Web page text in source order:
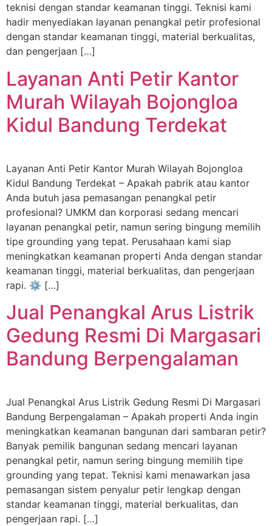
teknisi dengan standar keamanan tinggi. Teknisi kami
hadir menyediakan layanan penangkal petir profesional
dengan standar keamanan tinggi, material berkualitas,
dan pengerjaan […]
Layanan Anti Petir Kantor
Murah Wilayah Bojongloa
Kidul Bandung Terdekat
Layanan Anti Petir Kantor Murah Wilayah Bojongloa
Kidul Bandung Terdekat – Apakah pabrik atau kantor
Anda butuh jasa pemasangan penangkal petir
profesional? UMKM dan korporasi sedang mencari
layanan penangkal petir, namun sering bingung memilih
tipe grounding yang tepat. Perusahaan kami siap
meningkatkan keamanan properti Anda dengan standar
keamanan tinggi, material berkualitas, dan pengerjaan
rapi. ⚙️ […]
Jual Penangkal Arus Listrik
Gedung Resmi Di Margasari
Bandung Berpengalaman
Jual Penangkal Arus Listrik Gedung Resmi Di Margasari
Bandung Berpengalaman – Apakah properti Anda ingin
meningkatkan keamanan bangunan dari sambaran petir?
Banyak pemilik bangunan sedang mencari layanan
penangkal petir, namun sering bingung memilih tipe
grounding yang tepat. Teknisi kami menawarkan jasa
pemasangan sistem penyalur petir lengkap dengan
standar keamanan tinggi, material berkualitas, dan
pengerjaan rapi. […]